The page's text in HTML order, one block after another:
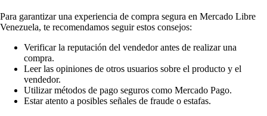
Para garantizar una experiencia de compra segura en Mercado Libre
Venezuela, te recomendamos seguir estos consejos:
Verificar la reputación del vendedor antes de realizar una
compra.
Leer las opiniones de otros usuarios sobre el producto y el
vendedor.
Utilizar métodos de pago seguros como Mercado Pago.
Estar atento a posibles señales de fraude o estafas.